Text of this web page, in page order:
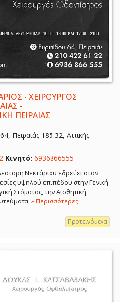
- ΧΕΙΡΟΥΡΓΟΣ
-
ΠΕΙΡΑΙΑΣ
Πειραιάς 185 32, Αττικής
Κινητό: 6936866555
Νεκτάριου εδρεύει στον
υψηλού επιπέδου στην Γενική
Στόματος, την Αισθητική
» Περισσότερες
Προτεινόμενα